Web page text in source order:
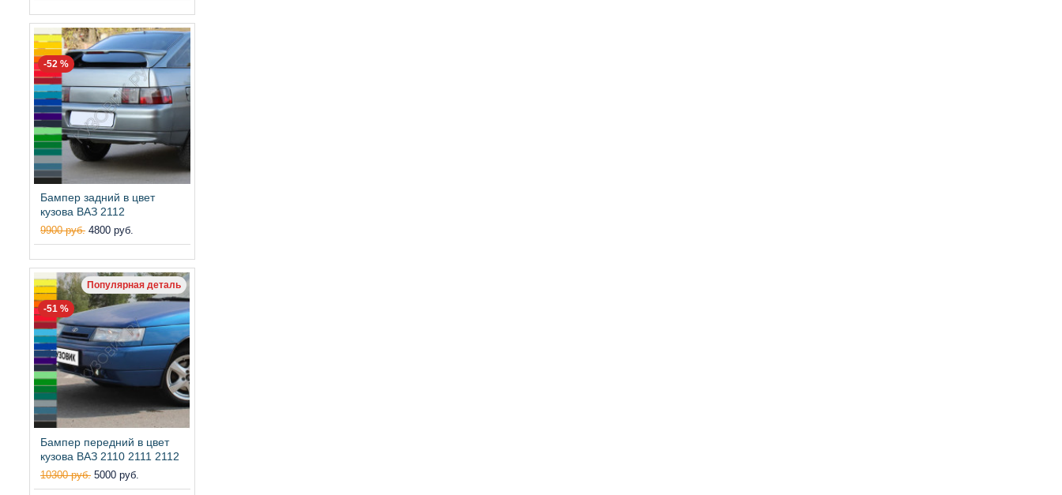
-52 %
Бампер задний в цвет
кузова ВАЗ 2112
9900 руб. 4800 руб.
Популярная деталь
-51 %
Бампер передний в цвет
кузова ВАЗ 2110 2111 2112
10300 руб. 5000 руб.